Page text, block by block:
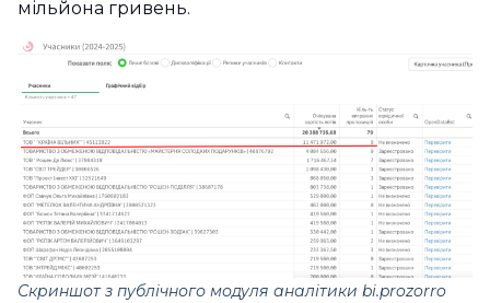
мільйона гривень.
Скриншот з публічного модуля аналітики bi.prozorro